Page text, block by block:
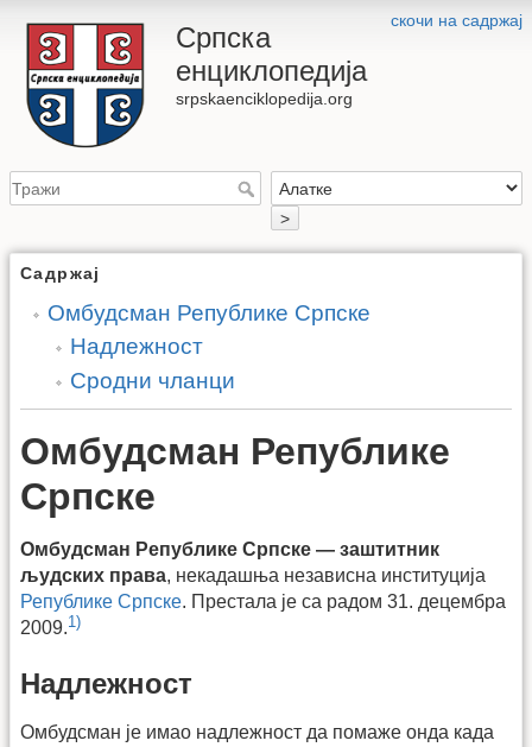
скочи на садржај
Српска
енциклопедија
srpskaenciklopedija.org
>
Садржај
Омбудсман Републике Српске
Надлежност
Сродни чланци
Омбудсман Републике
Српске
Омбудсман Републике Српске — заштитник
људских права, некадашња независна институција
Републике Српске. Престала је са радом 31. децембра
2009.1)
Надлежност
Омбудсман је имао надлежност да помаже онда када